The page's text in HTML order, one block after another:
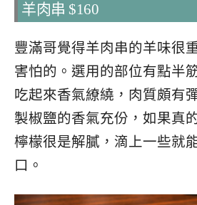
羊肉串 $160
豐滿哥覺得羊肉串的羊味很
害怕的。選用的部位有點半
吃起來香氣繚繞，肉質頗有
製椒鹽的香氣充份，如果真
檸檬很是解膩，滴上一些就
口。